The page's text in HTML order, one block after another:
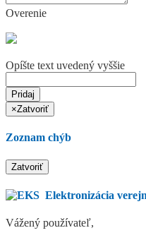
Overenie
Opíšte text uvedený vyššie
Pridaj
×Zatvoriť
Zoznam chýb
Zatvoriť
Elektronizácia
Vážený používateľ,